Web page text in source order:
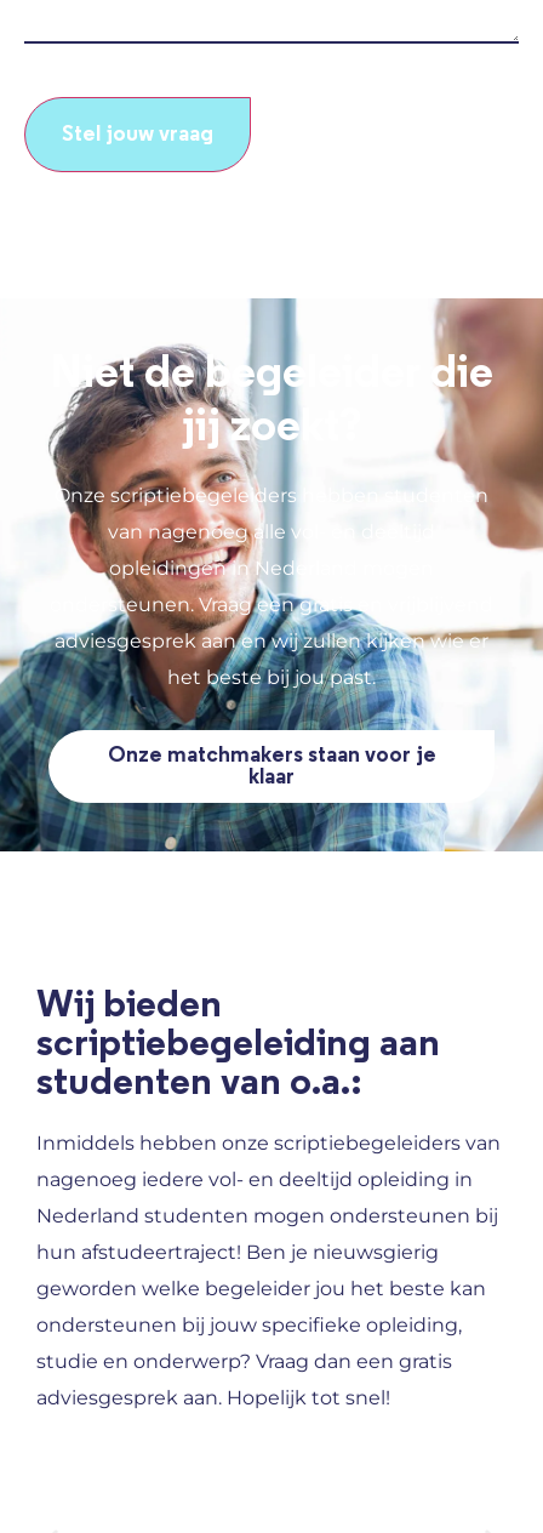
Niet de begeleider die
jij zoekt?
Onze scriptiebegeleiders hebben studenten
van nagenoeg alle vol- en deeltijd
opleidingen in Nederland mogen
ondersteunen. Vraag een gratis en vrijblijvend
adviesgesprek aan en wij zullen kijken wie er
het beste bij jou past.
Onze matchmakers staan voor je
klaar
Wij bieden
scriptiebegeleiding aan
studenten van o.a.:
Inmiddels hebben onze scriptiebegeleiders van
nagenoeg iedere vol- en deeltijd opleiding in
Nederland studenten mogen ondersteunen bij
hun afstudeertraject! Ben je nieuwsgierig
geworden welke begeleider jou het beste kan
ondersteunen bij jouw specifieke opleiding,
studie en onderwerp? Vraag dan een gratis
adviesgesprek aan. Hopelijk tot snel!